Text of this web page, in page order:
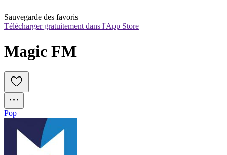
Sauvegarde des favoris
Télécharger gratuitement dans l'App Store
Magic FM
Pop